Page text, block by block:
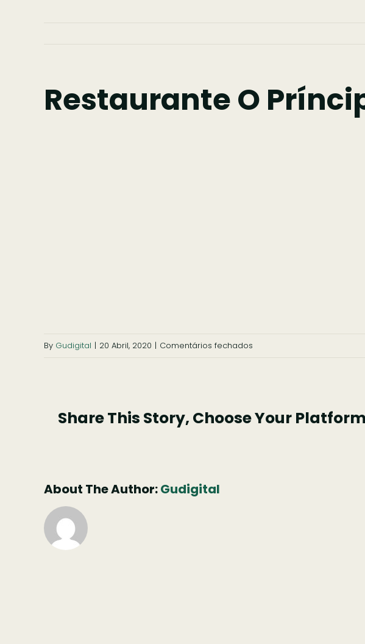
Restaurante O
By Gudigital | 20 Abril, 2020 | Comentários fechados
do
Share This Story, Choose Your
About The Author:Gudigital